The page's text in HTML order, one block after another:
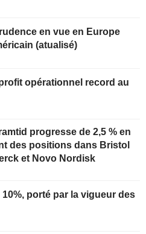
en vue en Europe
(atualisé)
opérationnel record au
progresse de 2,5 % en
des positions dans Bristol
et Novo Nordisk
porté par la vigueur des